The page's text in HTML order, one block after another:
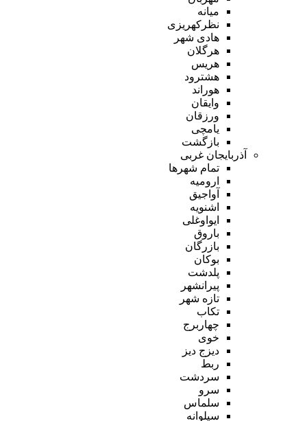
میانه
نظرکهریزی
هادی شهر
هرگلان
هریس
هشترود
هوراند
وایقان
ورزقان
یامچی
بازگشت
آذربایجان غربی
تمام شهر‌ها
ارومیه
آواجیق
اشنویه
ایواوغلی
باروق
بازرگان
بوکان
پلدشت
پیرانشهر
تازه شهر
تکاب
چهاربرج
خوی
دیزج دیز
ربط
سردشت
سرو
سلماس
سیلوانه